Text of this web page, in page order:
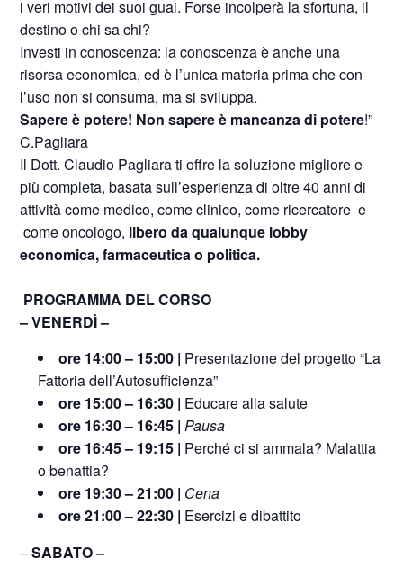
i veri motivi dei suoi guai. Forse incolperà la sfortuna, il
destino o chi sa chi?
Investi in conoscenza: la conoscenza è anche una
risorsa economica, ed è l’unica materia prima che con
l’uso non si consuma, ma si sviluppa.
Sapere è potere! Non sapere è mancanza di potere!”
C.Pagliara
Il Dott. Claudio Pagliara ti offre la soluzione migliore e
più completa, basata sull’esperienza di oltre 40 anni di
attività come medico, come clinico, come ricercatore e
come oncologo, libero da qualunque lobby
economica, farmaceutica o politica.
PROGRAMMA DEL CORSO
– VENERDÌ –
ore 14:00 – 15:00 | Presentazione del progetto “La
Fattoria dell’Autosufficienza”
ore 15:00 – 16:30 | Educare alla salute
ore 16:30 – 16:45 | Pausa
ore 16:45 – 19:15 | Perché ci si ammala? Malattia
o benattia?
ore 19:30 – 21:00 | Cena
ore 21:00 – 22:30 | Esercizi e dibattito
–SABATO –